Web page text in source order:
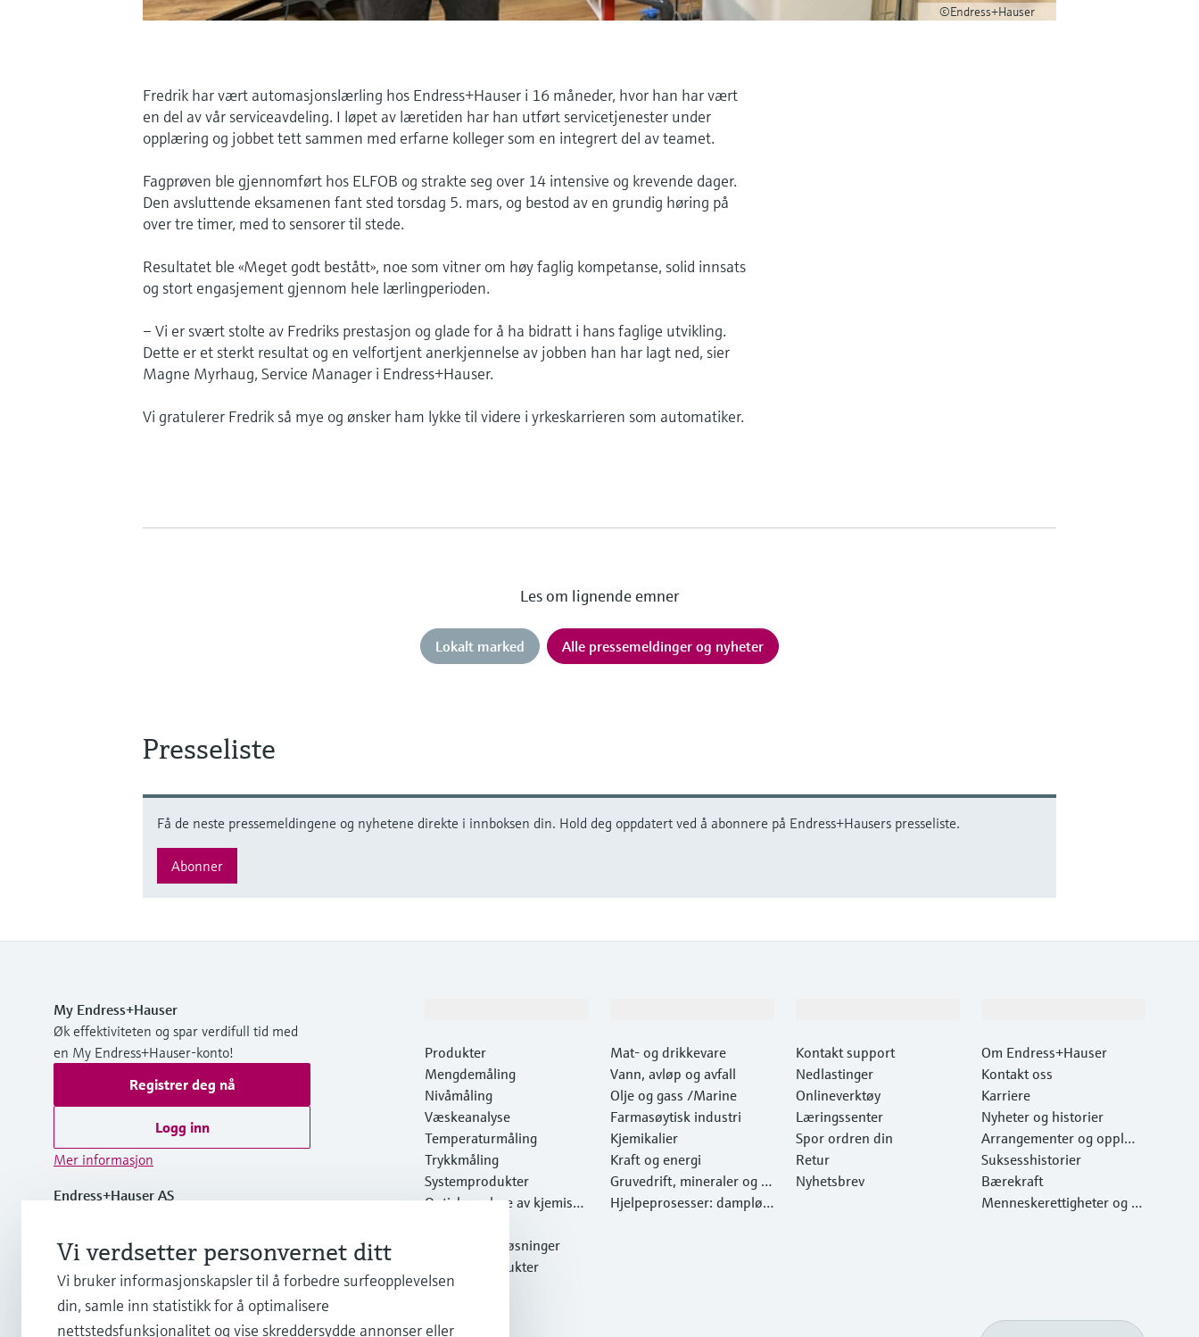
©Endress+Hauser
Fredrik har vært automasjonslærling hos Endress+Hauser i 16 måneder, hvor han har vært
en del av vår serviceavdeling. I løpet av læretiden har han utført servicetjenester under
opplæring og jobbet tett sammen med erfarne kolleger som en integrert del av teamet.
Fagprøven ble gjennomført hos ELFOB og strakte seg over 14 intensive og krevende dager.
Den avsluttende eksamenen fant sted torsdag 5. mars, og bestod av en grundig høring på
over tre timer, med to sensorer til stede.
Resultatet ble «Meget godt bestått», noe som vitner om høy faglig kompetanse, solid innsats
og stort engasjement gjennom hele lærlingperioden.
– Vi er svært stolte av Fredriks prestasjon og glade for å ha bidratt i hans faglige utvikling.
Dette er et sterkt resultat og en velfortjent anerkjennelse av jobben han har lagt ned, sier
Magne Myrhaug, Service Manager i Endress+Hauser.
Vi gratulerer Fredrik så mye og ønsker ham lykke til videre i yrkeskarrieren som automatiker.
Les om lignende emner
Lokalt marked Alle pressemeldinger og nyheter
Presseliste
Få de neste pressemeldingene og nyhetene direkte i innboksen din. Hold deg oppdatert ved å abonnere på Endress+Hausers presseliste.
Abonner
My Endress+Hauser
Øk effektiviteten og spar verdifull tid med
en My Endress+Hauser-konto!
Registrer deg nå
Logg inn
Mer informasjon
Endress+Hauser AS
NO 923 897 127 MVA
Produkter
Mengdemåling
Nivåmåling
Væskeanalyse
Temperaturmåling
Trykkmåling
Systemprodukter
Optisk analyse av kjemiske
Programvareløsninger
Utvalgte produkter
Onlineverktøy
Mat- og drikkevare
Vann, avløp og avfall
Olje og gass /Marine
Farmasøytisk industri
Kjemikalier
Kraft og energi
Gruvedrift, mineraler og m
etaller
Hjelpeprosesser: dampløs
Kontakt support
Nedlastinger
Onlineverktøy
Læringssenter
Spor ordren din
Retur
Nyhetsbrev
Om Endress+Hauser
Kontakt oss
Karriere
Nyheter og historier
Arrangementer og opplæri
ng
Suksesshistorier
Bærekraft
Menneskerettigheter og m
Vi verdsetter personvernet ditt
Vi bruker informasjonskapsler til å forbedre surfeopplevelsen
din, samle inn statistikk for å optimalisere
nettstedsfunksjonalitet og vise skreddersydde annonser eller